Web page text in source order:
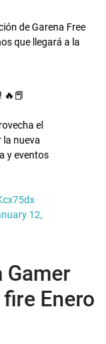
de Garena Free
que llegará a la
🔥📕
el
la nueva
y eventos
12,
Gamer
Enero